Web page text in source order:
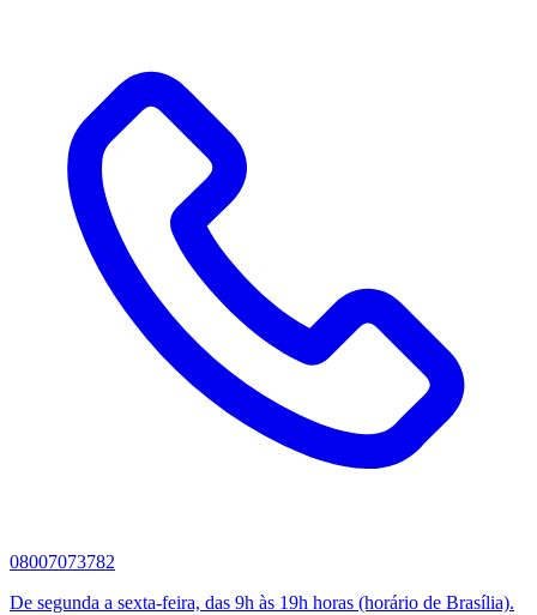
08007073782
De segunda a sexta-feira, das 9h às 19h horas (horário de Brasília).